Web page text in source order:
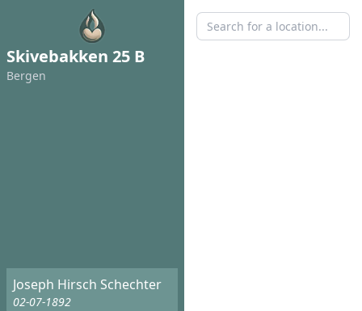
Skivebakken 25 B
Bergen
Joseph Hirsch Schechter
02-07-1892